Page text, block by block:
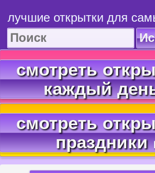
лучшие открытки для
смотреть
каждый
смотреть
праздники